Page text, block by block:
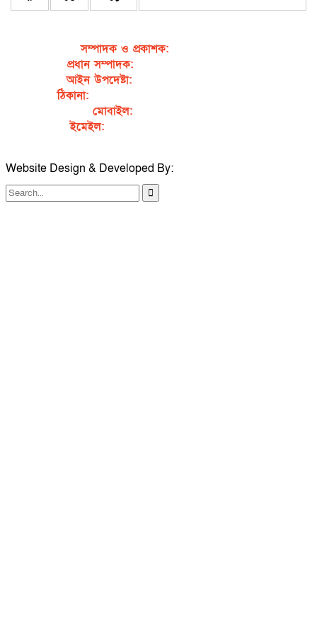
সম্পাদক ও প্রকাশক:জেবুন্নেছা জেসি
প্রধান সম্পাদক:
আইন উপদেষ্টা:এডভোকেট নাসরিন আক্তার
ঠিকানা:গর্জনখোলা, চকবাজার, কুমিল্লা – ৩৫০০
মোবাইল:
ইমেইল:sahabibcomilla@gmail.com
Website Design & Developed By: